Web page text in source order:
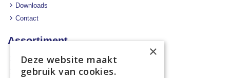
Downloads
Contact
Assortiment
Aanbiedingen
Mechanisatie
×
Deze website maakt
gebruik van cookies.